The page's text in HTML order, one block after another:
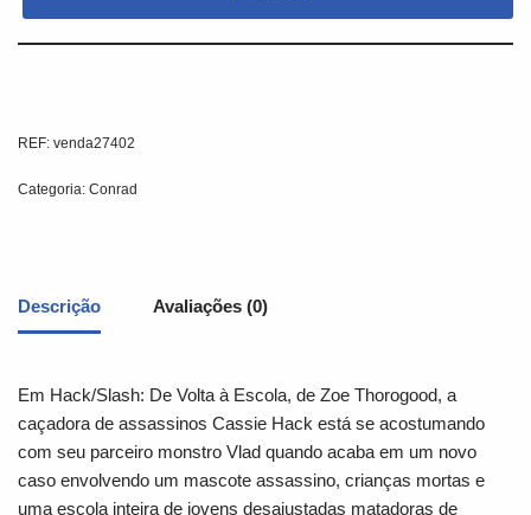
REF: venda27402
Categoria: Conrad
Descrição Avaliações (0)
Em Hack/Slash: De Volta à Escola, de Zoe Thorogood, a
caçadora de assassinos Cassie Hack está se acostumando
com seu parceiro monstro Vlad quando acaba em um novo
caso envolvendo um mascote assassino, crianças mortas e
uma escola inteira de jovens desajustadas matadoras de